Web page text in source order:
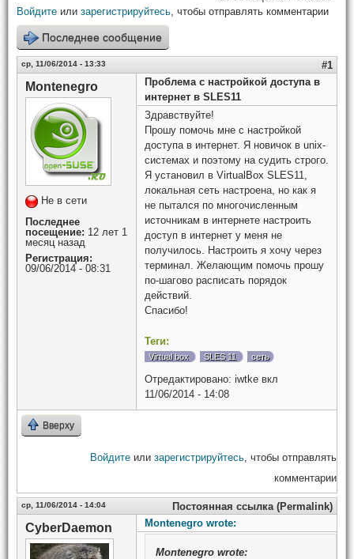
Войдите или зарегистрируйтесь, чтобы отправлять комментарии
Последнее сообщение
ср, 11/06/2014 - 13:33 #1
Montenegro
Не в сети
Последнее
посещение: 12 лет 1
месяц назад
Регистрация:
09/06/2014 - 08:31
Проблема с настройкой доступа в
интернет в SLES11
Здравствуйте!
Прошу помочь мне с настройкой
доступа в интернет. Я новичок в unix-
системах и поэтому на судить строго.
Я установил в VirtualBox SLES11,
локальная сеть настроена, но как я
не пытался по многочисленным
источникам в интернете настроить
доступ в интернет у меня не
получилось. Настроить я хочу через
терминал. Желающим помочь прошу
по-шагово расписать порядок
действий.
Спасибо!
Теги:
Virtual box SLES 11 сеть
Отредактировано: iwtke вкл
11/06/2014 - 14:08
Вверху
Войдите или зарегистрируйтесь , чтобы отправлять
комментарии
ср, 11/06/2014 - 14:04 Постоянная ссылка (Permalink)
CyberDaemon Montenegro wrote:
Montenegro wrote: